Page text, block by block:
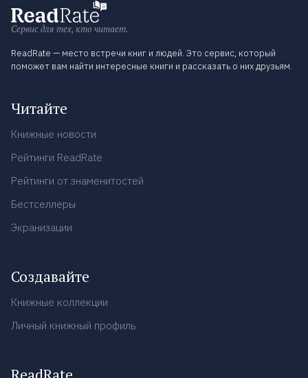
Сервис для тех, кто читает.
ReadRate — место встречи книг и людей. Это сервис, который
поможет вам найти интересные книги и рассказать о них друзьям.
Читайте
Книжные новости
Рейтинги ReadRate
Рейтинги от знаменитостей
Бестселлеры
Экранизации
Создавайте
Книжные коллекции
Личный книжный профиль